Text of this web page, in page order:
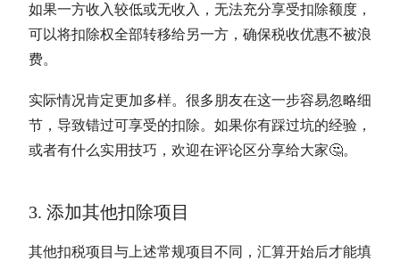
如果一方收入较低或无收入，无法充分享受扣除额度，
可以将扣除权全部转移给另一方，确保税收优惠不被浪
费。
实际情况肯定更加多样。很多朋友在这一步容易忽略细
节，导致错过可享受的扣除。如果你有踩过坑的经验，
或者有什么实用技巧，欢迎在评论区分享给大家🤔。
3. 添加其他扣除项目
其他扣税项目与上述常规项目不同，汇算开始后才能填